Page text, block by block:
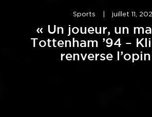
Sports juillet 11,
« Un joueur, un
Tottenham ’94 –
renverse